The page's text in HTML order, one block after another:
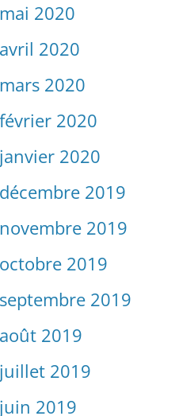
mai 2020
avril 2020
mars 2020
février 2020
janvier 2020
décembre 2019
novembre 2019
octobre 2019
septembre 2019
août 2019
juillet 2019
juin 2019